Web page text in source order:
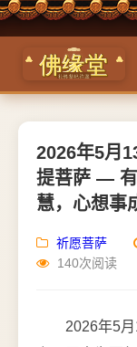
2026年5月
提菩萨 — 有
慧，心想事
祈愿菩萨
140次阅读
2026年5